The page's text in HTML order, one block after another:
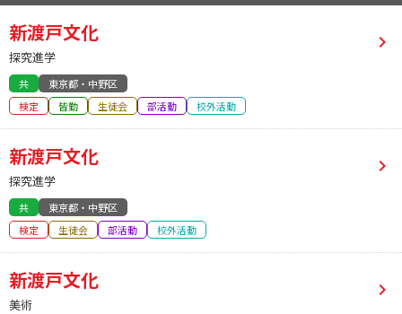
新渡戸文化
探究進学
共
東京都・中野区
検定
皆勤 生徒会 部活動 校外活動
新渡戸文化
探究進学
共
東京都・中野区
検定
生徒会 部活動 校外活動
新渡戸文化
美術